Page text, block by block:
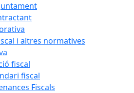
i altres normatives
fiscal
fiscal
Fiscals